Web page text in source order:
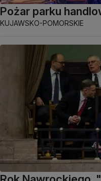
Pożar parku
KUJAWSKO-POMORSKIE